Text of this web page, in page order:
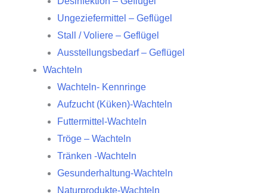
Ungeziefermittel – Geflügel
Stall / Voliere – Geflügel
Ausstellungsbedarf – Geflügel
Wachteln
Wachteln- Kennringe
Aufzucht (Küken)-Wachteln
Futtermittel-Wachteln
Tröge – Wachteln
Tränken -Wachteln
Gesunderhaltung-Wachteln
Naturprodukte-Wachteln